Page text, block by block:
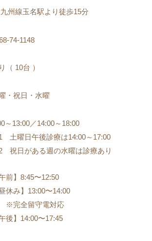
州線玉名駅より徒歩15分
74-1148
（ 10台 ）
・祝日・水曜
～13:00／14:00～18:00
土曜日午後診療は14:00～17:00
祝日がある週の水曜は診療あり
午前】8:45〜12:50
昼休み】13:00〜14:00
全留守電対応
午後】14:00〜17:45